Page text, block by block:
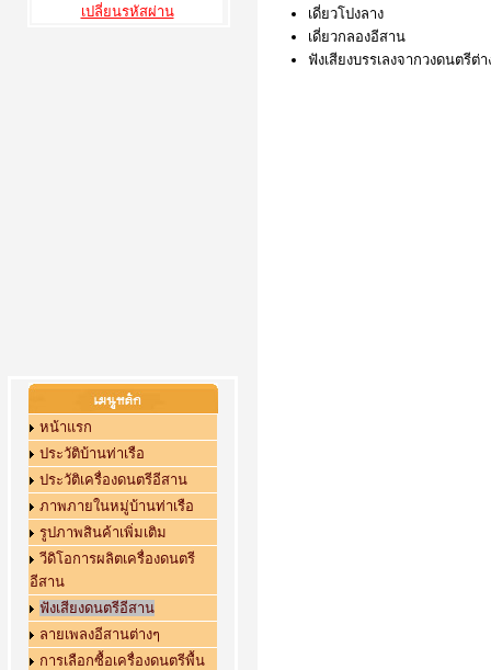
เปลี่ยนรหัสผ่าน
หน้าแรก
ประวัติบ้านท่าเรือ
ประวัติเครื่องดนตรีอีสาน
ภาพภายในหมู่บ้านท่าเรือ
รูปภาพสินค้าเพิ่มเติม
วีดิโอการผลิตเครื่องดนตรี
อีสาน
ฟังเสียงดนตรีอีสาน
ลายเพลงอีสานต่างๆ
การเลือกซื้อเครื่องดนตรีพื้น
เดี่ยวโปงลาง
เดี่ยวกลองอีสาน
ฟังเสียงบรรเลงจากวงดนตรีต่า